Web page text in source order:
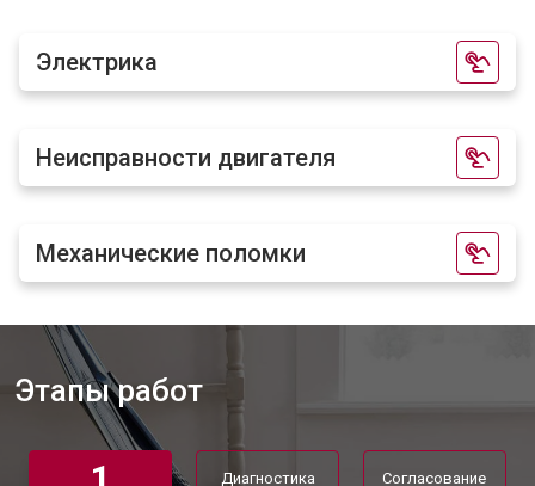
Электрика
Неисправности двигателя
Механические поломки
Этапы работ
Диагностика Согласование